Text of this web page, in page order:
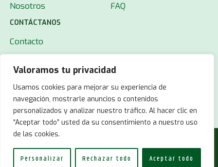
Valoramos tu privacidad
Usamos cookies para mejorar su experiencia de
navegación, mostrarle anuncios o contenidos
personalizados y analizar nuestro tráfico. Al hacer clic en
“Aceptar todo” usted da su consentimiento a nuestro uso
de las cookies.
Personalizar Rechazar todo Aceptar todo
Nosotros
FAQ
CONTÁCTANOS
Contacto